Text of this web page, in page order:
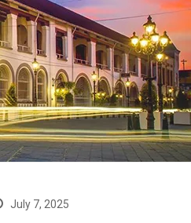
July 7, 2025